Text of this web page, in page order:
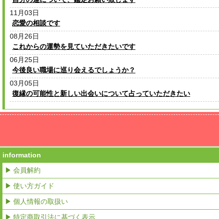
11月03日
恋愛の相談です
08月26日
これからの運勢を見ていただきたいです
06月25日
今後良い職場に巡り会えるでしょうか？
03月05日
復縁の可能性と新しい出会いについて占っていただきたい
information
▶ 会員解約
▶ 使い方ガイド
▶ 個人情報の取扱い
▶ 特定商取引法に基づく表示